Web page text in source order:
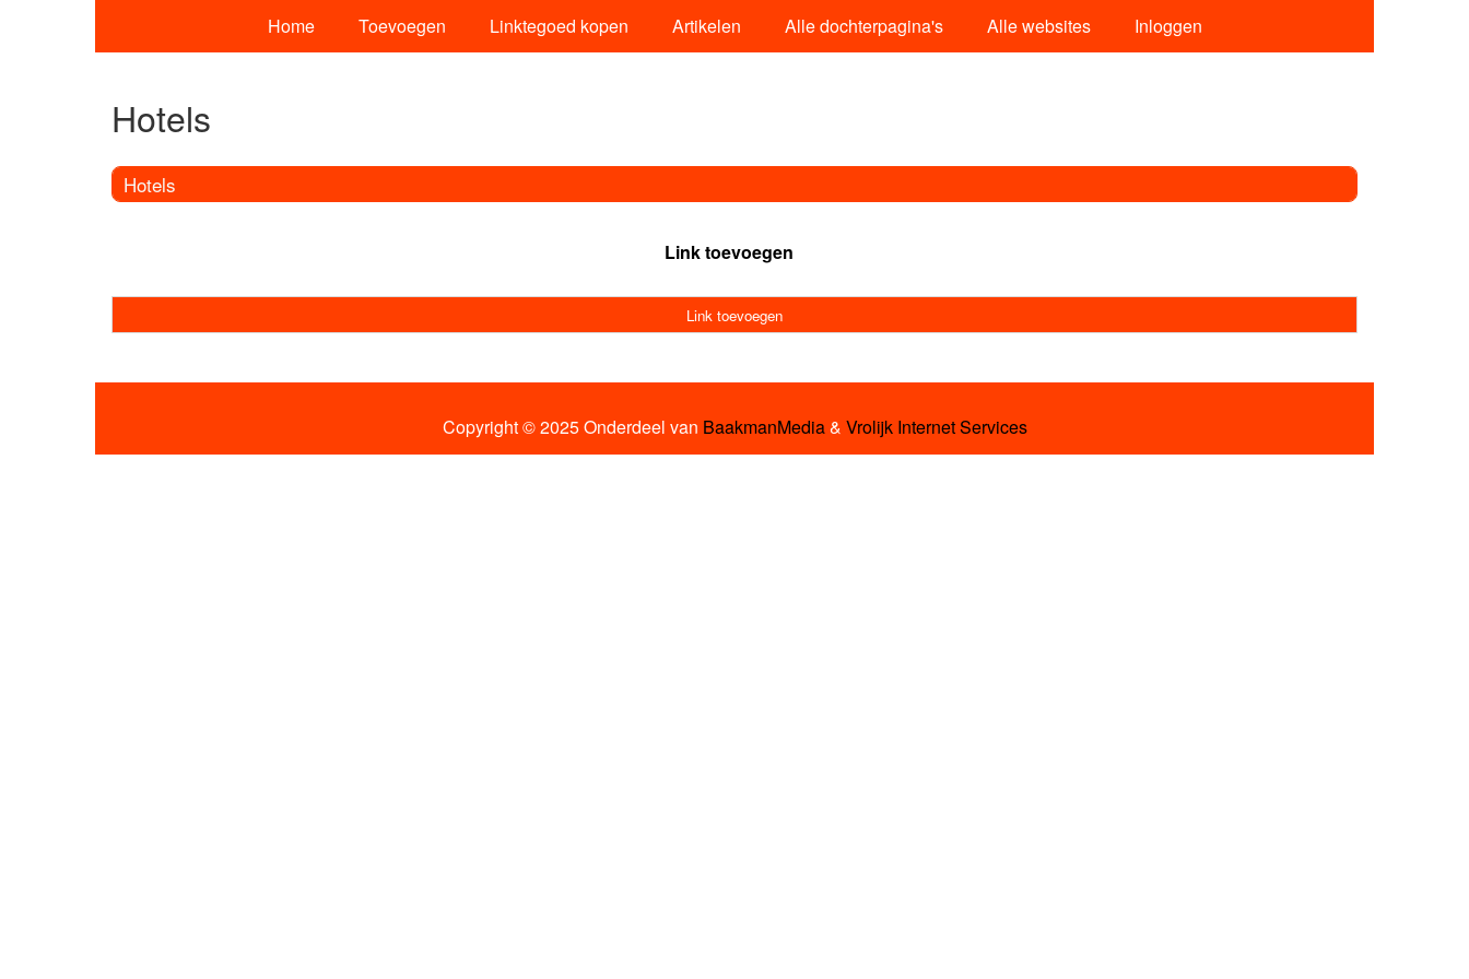
Home Toevoegen Linktegoed kopen Artikelen Alle dochterpagina's Alle websites Inloggen
Hotels
Hotels
Link toevoegen
Link toevoegen
Copyright © 2025 Onderdeel van BaakmanMedia& Vrolijk Internet Services